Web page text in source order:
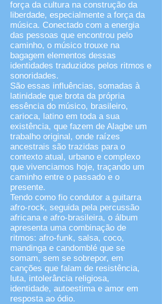
força da cultura na construção da
liberdade, especialmente a força da
música. Conectado com a energia
das pessoas que encontrou pelo
caminho, o músico trouxe na
bagagem elementos dessas
identidades traduzidos pelos ritmos e
sonoridades.
São essas influências, somadas à
latinidade que brota da própria
essência do músico, brasileiro,
carioca, latino em toda a sua
existência, que fazem de Alagbe um
trabalho original, onde raízes
ancestrais são trazidas para o
contexto atual, urbano e complexo
que vivenciamos hoje, traçando um
caminho entre o passado e o
presente.
Tendo como fio condutor a guitarra
afro-rock, seguida pela percussão
africana e afro-brasileira, o álbum
apresenta uma combinação de
ritmos: afro-funk, salsa, coco,
mandinga e candomblé que se
somam, sem se sobrepor, em
canções que falam de resistência,
luta, intolerância religiosa,
identidade, autoestima e amor em
resposta ao ódio.